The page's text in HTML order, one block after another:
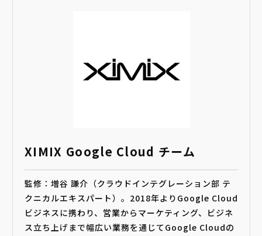
XIMIX Google Cloud チーム
監修：増谷 謙介（クラウドインテグレーション部 テ
クニカルエキスパート）。2018年よりGoogle Cloud
ビジネスに携わり、営業からマーケティング、ビジネ
ス立ち上げまで幅広い業務を通じてGoogle Cloudの